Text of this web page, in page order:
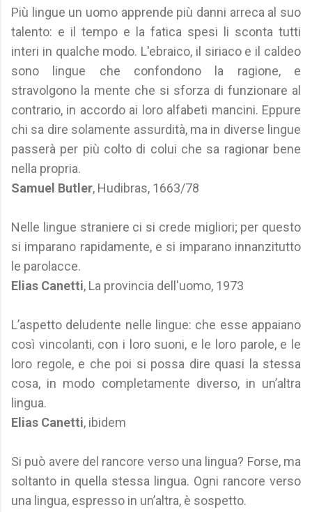
Più lingue un uomo apprende più danni arreca al suo
talento: e il tempo e la fatica spesi li sconta tutti
interi in qualche modo. L'ebraico, il siriaco e il caldeo
sono lingue che confondono la ragione, e
stravolgono la mente che si sforza di funzionare al
contrario, in accordo ai loro alfabeti mancini. Eppure
chi sa dire solamente assurdità, ma in diverse lingue
passerà per più colto di colui che sa ragionar bene
nella propria.
Samuel Butler, Hudibras, 1663/78
Nelle lingue straniere ci si crede migliori; per questo
si imparano rapidamente, e si imparano innanzitutto
le parolacce.
Elias Canetti, La provincia dell'uomo, 1973
L’aspetto deludente nelle lingue: che esse appaiano
così vincolanti, con i loro suoni, e le loro parole, e le
loro regole, e che poi si possa dire quasi la stessa
cosa, in modo completamente diverso, in un’altra
lingua.
Elias Canetti, ibidem
Si può avere del rancore verso una lingua? Forse, ma
soltanto in quella stessa lingua. Ogni rancore verso
una lingua, espresso in un’altra, è sospetto.